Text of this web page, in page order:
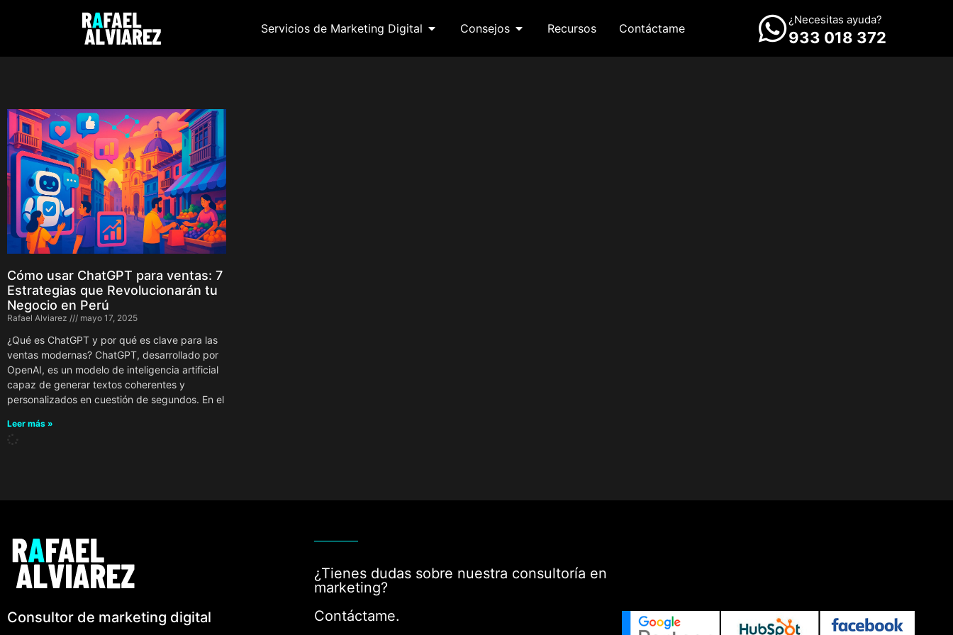
Servicios de Marketing Digital Consejos Recursos Contáctame
¿Necesitas ayuda?
933 018 372
Cómo usar ChatGPT para ventas: 7
Estrategias que Revolucionarán tu
Negocio en Perú
Rafael Alviarez mayo 17, 2025
¿Qué es ChatGPT y por qué es clave para las
ventas modernas? ChatGPT, desarrollado por
OpenAI, es un modelo de inteligencia artificial
capaz de generar textos coherentes y
personalizados en cuestión de segundos. En el
Leer más »
Consultor de marketing digital
¿Tienes dudas sobre nuestra consultoría en
marketing?
Contáctame.